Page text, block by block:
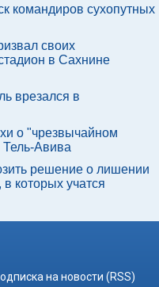
командиров сухопутных
своих
в Сахнине
врезался в
о "чрезвычайном
Авива
решение о лишении
которых учатся
на новости (RSS)